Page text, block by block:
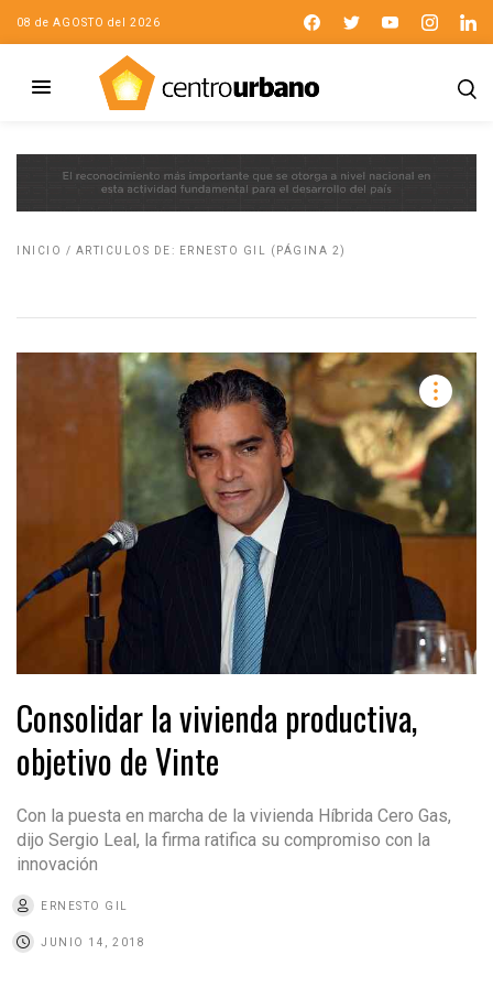
08 de AGOSTO del 2026
INICIO / ARTICULOS DE: ERNESTO GIL (PÁGINA 2)
Consolidar la vivienda productiva,
objetivo de Vinte
Con la puesta en marcha de la vivienda Híbrida Cero Gas,
dijo Sergio Leal, la firma ratifica su compromiso con la
innovación
ERNESTO GIL
JUNIO 14, 2018